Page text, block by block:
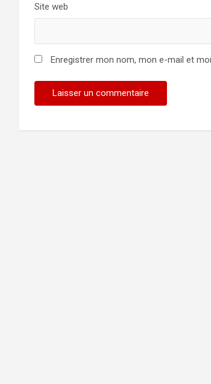
Site web
Enregistrer mon nom, mon e-mail et